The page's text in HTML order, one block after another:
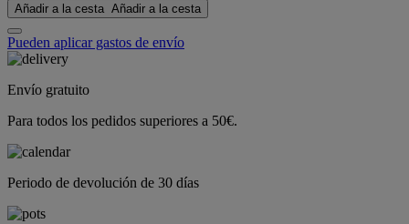
Añadir a la cesta Añadir a la cesta
Pueden aplicar gastos de envío
Envío gratuito
Para todos los pedidos superiores a 50€.
Periodo de devolución de 30 días